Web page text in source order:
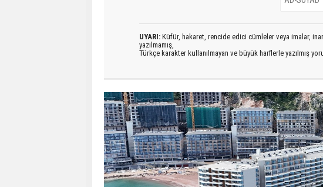
UYARI: Küfür, hakaret, rencide edici cümleler veya imalar,
yazılmamış,
Türkçe karakter kullanılmayan ve büyük harflerle yazılmış